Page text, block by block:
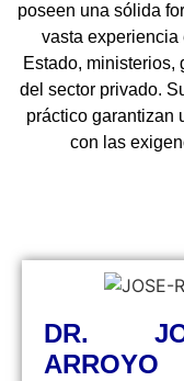
poseen una sólida
vasta experiencia
Estado, ministerios,
del sector privado.
práctico garantizan
con las
DR.
ARROYO